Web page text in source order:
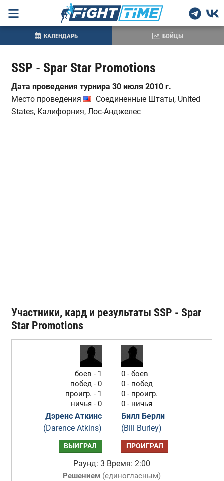
SSP - Spar Star Promotions
Дата проведения турнира 30 июля 2010 г.
Место проведения
Соединенные Штаты, United
States, Калифорния, Лос-Анджелес
Участники, кард и результаты SSP - Spar
Star Promotions
боев - 1
побед - 0
проигр. - 1
ничья - 0
Дэренс Аткинс
(Darence Atkins)
0 - боев
0 - побед
0 - проигр.
0 - ничья
Билл Берли
(Bill Burley)
ВЫИГРАЛ ПРОИГРАЛ
Раунд: 3 Время: 2:00
Решением(единогласным)
КАЛЕНДАРЬ БОЙЦЫ